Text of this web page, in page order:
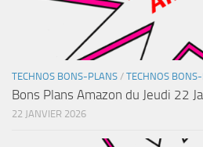
TECHNOS BONS-PLANS / TECHNOS
Bons Plans Amazon du Jeudi 22
22 JANVIER 2026